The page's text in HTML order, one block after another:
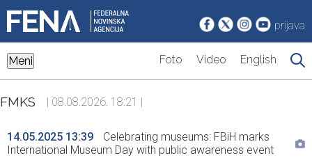
prijava
Meni Foto Video English
FMKS | 08.08.2026. 18:21 |
14.05.2025 13:39
Celebrating museums: FBiH marks
International Museum Day with public awareness event